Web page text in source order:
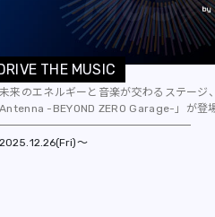
2025 12.26(Fri)～
R VE TH E MUS C
未来のエネルギーと音楽が交わるステージ
Antenna -BEYOND ZERO Garage-」が登